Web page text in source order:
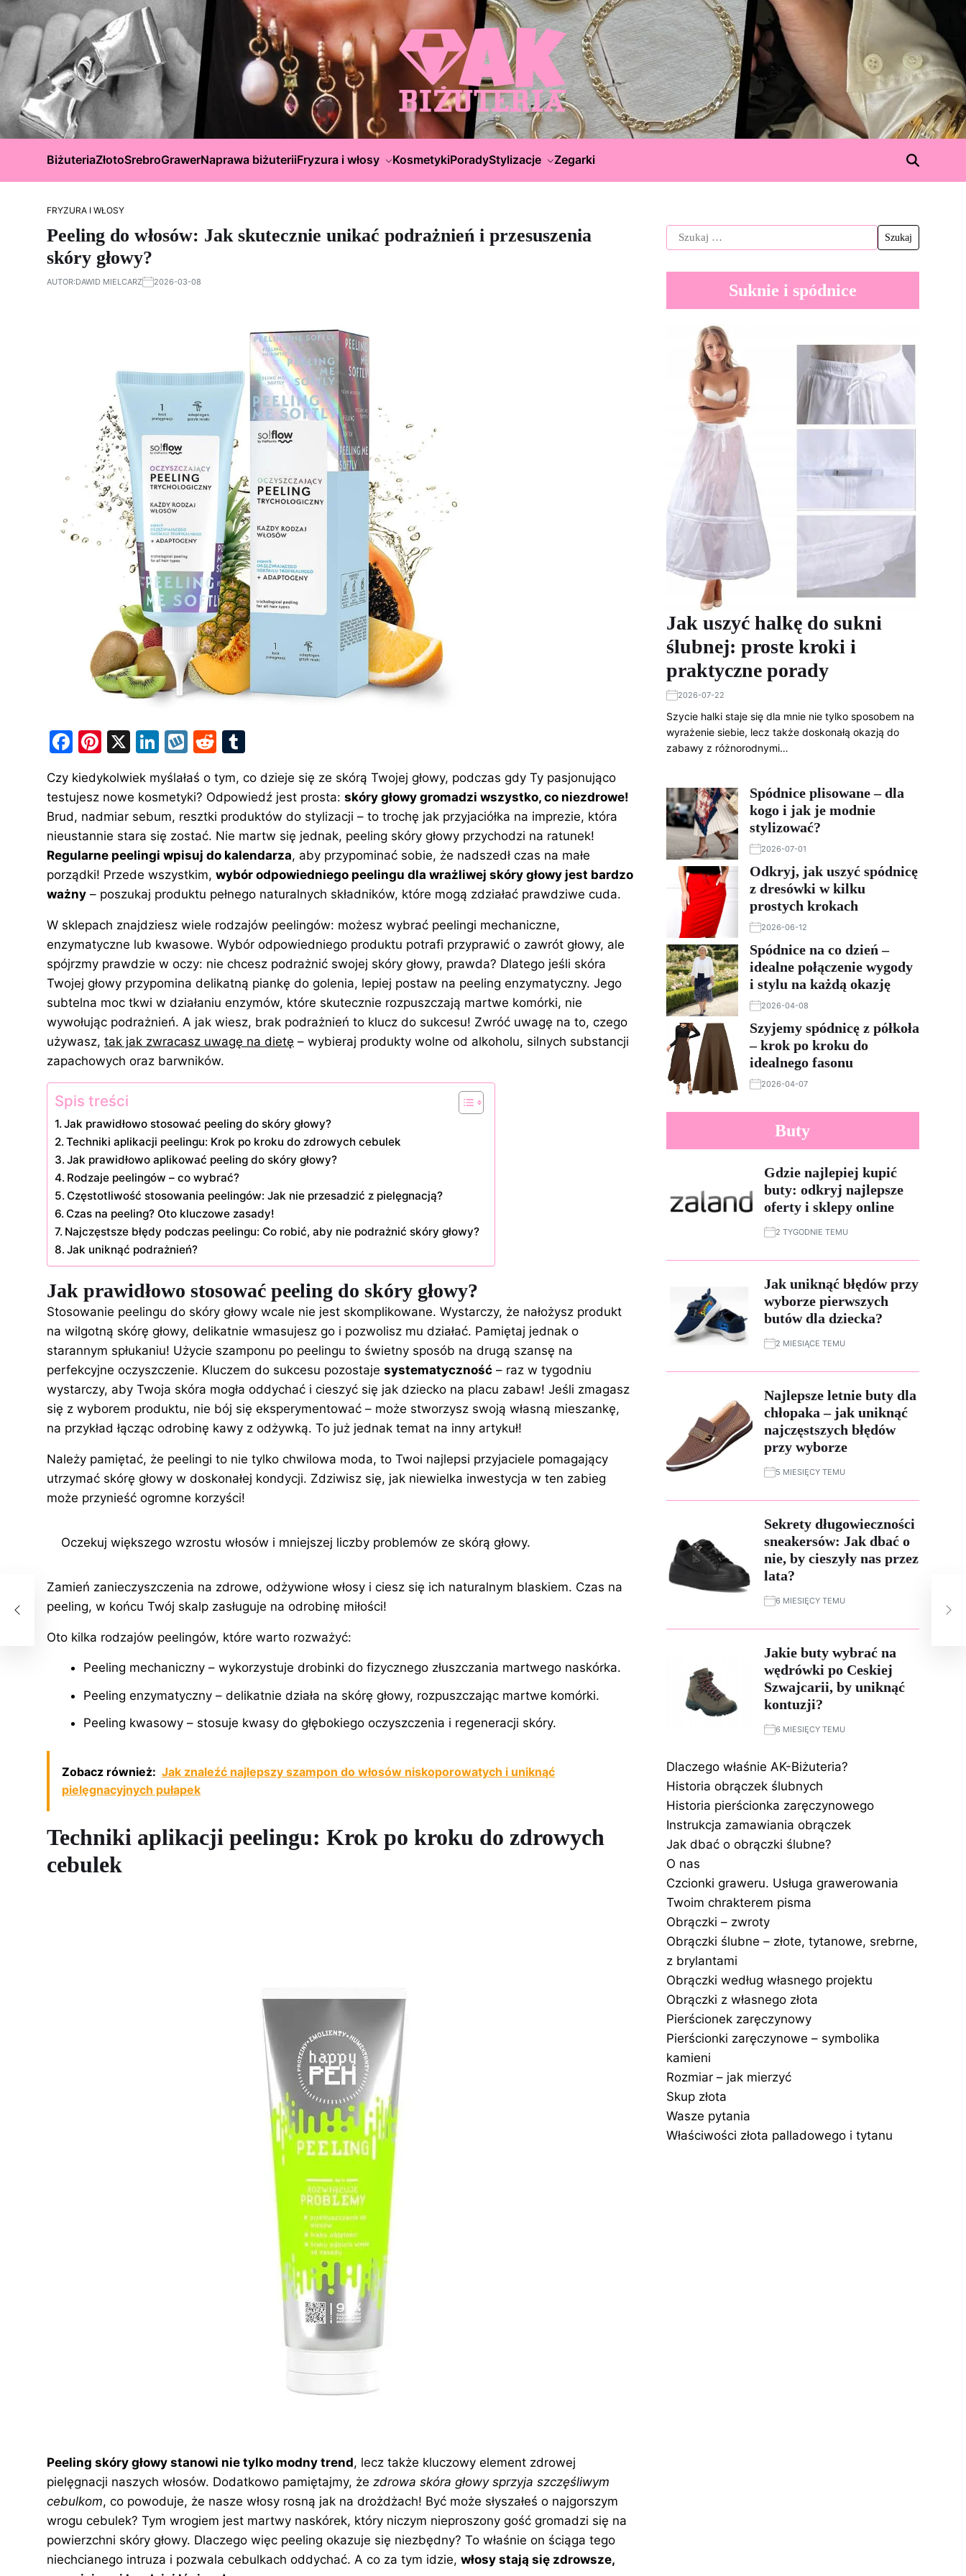
BiżuteriaZłotoSrebroGrawerNaprawa biżuteriiFryzura i włosy KosmetykiPoradyStylizacje Zegarki
FRYZURA I WŁOSY
Peeling do włosów: Jak skutecznie unikać podrażnień i przesuszenia
skóry głowy?
AUTOR:DAWID MIELCARZ 2026-03-08
F
c
e
b
o
o
k
Pi
er
e
st
X
Li
n
k
e
dI
n
W
y
k
o
p
R
d
di
t
m
bl
r
Czy kiedykolwiek myślałaś o tym, co dzieje się ze skórą Twojej głowy, podczas gdy Ty pasjonująco
testujesz nowe kosmetyki? Odpowiedź jest prosta: skóry głowy gromadzi wszystko, co niezdrowe!
Brud, nadmiar sebum, resztki produktów do stylizacji – to trochę jak przyjaciółka na imprezie, która
nieustannie stara się zostać. Nie martw się jednak, peeling skóry głowy przychodzi na ratunek!
Regularne peelingi wpisuj do kalendarza, aby przypominać sobie, że nadszedł czas na małe
porządki! Przede wszystkim, wybór odpowiedniego peelingu dla wrażliwej skóry głowy jest bardzo
ważny – poszukaj produktu pełnego naturalnych składników, które mogą zdziałać prawdziwe cuda.
W sklepach znajdziesz wiele rodzajów peelingów: możesz wybrać peelingi mechaniczne,
enzymatyczne lub kwasowe. Wybór odpowiedniego produktu potrafi przyprawić o zawrót głowy, ale
spójrzmy prawdzie w oczy: nie chcesz podrażnić swojej skóry głowy, prawda? Dlatego jeśli skóra
Twojej głowy przypomina delikatną piankę do golenia, lepiej postaw na peeling enzymatyczny. Jego
subtelna moc tkwi w działaniu enzymów, które skutecznie rozpuszczają martwe komórki, nie
wywołując podrażnień. A jak wiesz, brak podrażnień to klucz do sukcesu! Zwróć uwagę na to, czego
używasz, tak jak zwracasz uwagę na dietę – wybieraj produkty wolne od alkoholu, silnych substancji
zapachowych oraz barwników.
Spis treści
Jak prawidłowo stosować peeling do skóry głowy?
Techniki aplikacji peelingu: Krok po kroku do zdrowych cebulek
Jak prawidłowo aplikować peeling do skóry głowy?
Rodzaje peelingów – co wybrać?
Częstotliwość stosowania peelingów: Jak nie przesadzić z pielęgnacją?
Czas na peeling? Oto kluczowe zasady!
Najczęstsze błędy podczas peelingu: Co robić, aby nie podrażnić skóry głowy?
Jak uniknąć podrażnień?
Jak prawidłowo stosować peeling do skóry głowy?
Stosowanie peelingu do skóry głowy wcale nie jest skomplikowane. Wystarczy, że nałożysz produkt
na wilgotną skórę głowy, delikatnie wmasujesz go i pozwolisz mu działać. Pamiętaj jednak o
starannym spłukaniu! Użycie szamponu po peelingu to świetny sposób na drugą szansę na
perfekcyjne oczyszczenie. Kluczem do sukcesu pozostaje systematyczność – raz w tygodniu
wystarczy, aby Twoja skóra mogła oddychać i cieszyć się jak dziecko na placu zabaw! Jeśli zmagasz
się z wyborem produktu, nie bój się eksperymentować – może stworzysz swoją własną mieszankę,
na przykład łącząc odrobinę kawy z odżywką. To już jednak temat na inny artykuł!
Należy pamiętać, że peelingi to nie tylko chwilowa moda, to Twoi najlepsi przyjaciele pomagający
utrzymać skórę głowy w doskonałej kondycji. Zdziwisz się, jak niewielka inwestycja w ten zabieg
może przynieść ogromne korzyści!
Oczekuj większego wzrostu włosów i mniejszej liczby problemów ze skórą głowy.
Zamień zanieczyszczenia na zdrowe, odżywione włosy i ciesz się ich naturalnym blaskiem. Czas na
peeling, w końcu Twój skalp zasługuje na odrobinę miłości!
Oto kilka rodzajów peelingów, które warto rozważyć:
Peeling mechaniczny – wykorzystuje drobinki do fizycznego złuszczania martwego naskórka.
Peeling enzymatyczny – delikatnie działa na skórę głowy, rozpuszczając martwe komórki.
Peeling kwasowy – stosuje kwasy do głębokiego oczyszczenia i regeneracji skóry.
Zobacz również: Jak znaleźć najlepszy szampon do włosów niskoporowatych i uniknąć
pielęgnacyjnych pułapek
Techniki aplikacji peelingu: Krok po kroku do zdrowych
cebulek
Peeling skóry głowy stanowi nie tylko modny trend, lecz także kluczowy element zdrowej
pielęgnacji naszych włosów. Dodatkowo pamiętajmy, że zdrowa skóra głowy sprzyja szczęśliwym
cebulkom, co powoduje, że nasze włosy rosną jak na drożdżach! Być może słyszałeś o najgorszym
wrogu cebulek? Tym wrogiem jest martwy naskórek, który niczym nieproszony gość gromadzi się na
powierzchni skóry głowy. Dlaczego więc peeling okazuje się niezbędny? To właśnie on ściąga tego
niechcianego intruza i pozwala cebulkach oddychać. A co za tym idzie, włosy stają się zdrowsze,
Suknie i spódnice
Jak uszyć halkę do sukni
ślubnej: proste kroki i
praktyczne porady
2026-07-22
Szycie halki staje się dla mnie nie tylko sposobem na
wyrażenie siebie, lecz także doskonałą okazją do
zabawy z różnorodnymi…
Spódnice plisowane – dla
kogo i jak je modnie
stylizować?
2026-07-01
Odkryj, jak uszyć spódnicę
z dresówki w kilku
prostych krokach
2026-06-12
Spódnice na co dzień –
idealne połączenie wygody
i stylu na każdą okazję
2026-04-08
Szyjemy spódnicę z półkoła
– krok po kroku do
idealnego fasonu
2026-04-07
Buty
Gdzie najlepiej kupić
buty: odkryj najlepsze
oferty i sklepy online
2 TYGODNIE TEMU
Jak uniknąć błędów przy
wyborze pierwszych
butów dla dziecka?
2 MIESIĄCE TEMU
Najlepsze letnie buty dla
chłopaka – jak uniknąć
najczęstszych błędów
przy wyborze
5 MIESIĘCY TEMU
Sekrety długowieczności
sneakersów: Jak dbać o
nie, by cieszyły nas przez
lata?
6 MIESIĘCY TEMU
Jakie buty wybrać na
wędrówki po Ceskiej
Szwajcarii, by uniknąć
kontuzji?
6 MIESIĘCY TEMU
Dlaczego właśnie AK-Biżuteria?
Historia obrączek ślubnych
Historia pierścionka zaręczynowego
Instrukcja zamawiania obrączek
Jak dbać o obrączki ślubne?
O nas
Czcionki graweru. Usługa grawerowania
Twoim chrakterem pisma
Obrączki – zwroty
Obrączki ślubne – złote, tytanowe, srebrne,
z brylantami
Obrączki według własnego projektu
Obrączki z własnego złota
Pierścionek zaręczynowy
Pierścionki zaręczynowe – symbolika
kamieni
Rozmiar – jak mierzyć
Skup złota
Wasze pytania
Właściwości złota palladowego i tytanu
z